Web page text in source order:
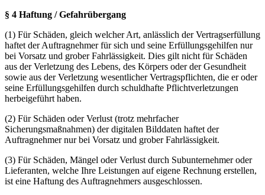
§ 4 Haftung / Gefahrübergang
(1) Für Schäden, gleich welcher Art, anlässlich der Vertragserfüllung
haftet der Auftragnehmer für sich und seine Erfüllungsgehilfen nur
bei Vorsatz und grober Fahrlässigkeit. Dies gilt nicht für Schäden
aus der Verletzung des Lebens, des Körpers oder der Gesundheit
sowie aus der Verletzung wesentlicher Vertragspflichten, die er oder
seine Erfüllungsgehilfen durch schuldhafte Pflichtverletzungen
herbeigeführt haben.
(2) Für Schäden oder Verlust (trotz mehrfacher
Sicherungsmaßnahmen) der digitalen Bilddaten haftet der
Auftragnehmer nur bei Vorsatz und grober Fahrlässigkeit.
(3) Für Schäden, Mängel oder Verlust durch Subunternehmer oder
Lieferanten, welche Ihre Leistungen auf eigene Rechnung erstellen,
ist eine Haftung des Auftragnehmers ausgeschlossen.